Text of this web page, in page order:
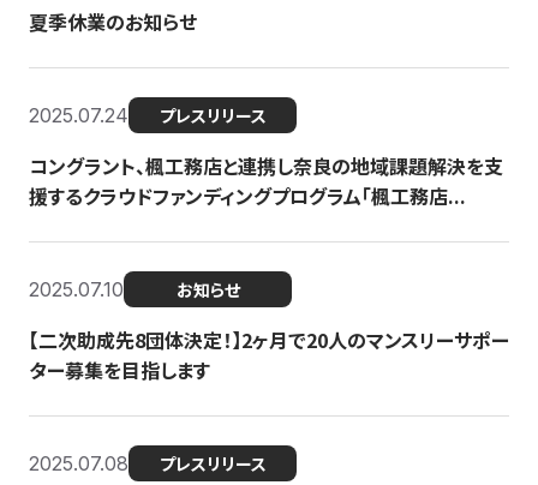
夏季休業のお知らせ
2025.07.24 プレスリリース
コングラント、楓工務店と連携し奈良の地域課題解決を支
援するクラウドファンディングプログラム「楓工務店...
2025.07.10 お知らせ
【二次助成先8団体決定！】2ヶ月で20人のマンスリーサポー
ター募集を目指します
2025.07.08 プレスリリース